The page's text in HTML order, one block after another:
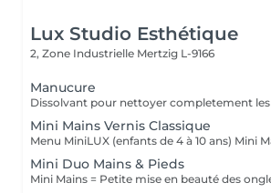
Lux Studio Esthétique
2, Zone Industrielle Mertzig L-9166
Manucure
Mini Mains Vernis Classique
Mini Duo Mains & Pieds